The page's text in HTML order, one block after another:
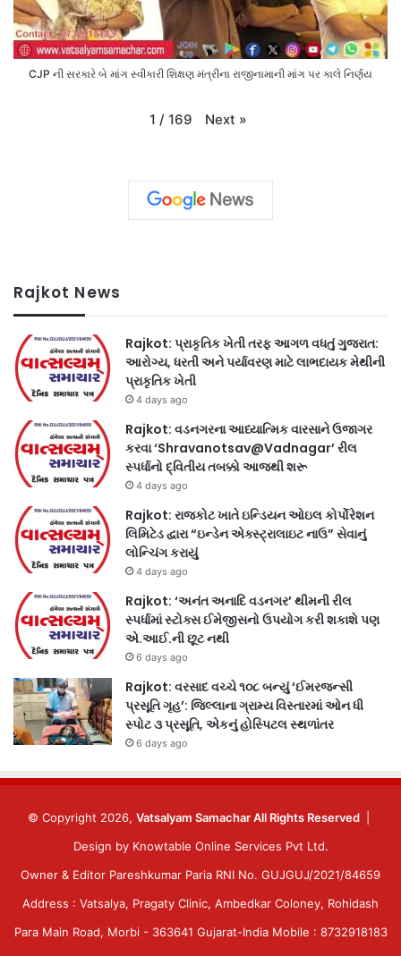
CJP ની સરકારે બે માંગ સ્વીકારી શિક્ષણ મંત્રીના રાજીનામાની માંગ પર કાલે નિર્ણય
1 / 169 Next »
Rajkot News
Rajkot: પ્રાકૃતિક ખેતી તરફ આગળ વધતું ગુજરાત:
આરોગ્ય, ધરતી અને પર્યાવરણ માટે લાભદાયક મેથીની
પ્રાકૃતિક ખેતી
4 days ago
Rajkot: વડનગરના આધ્યાત્મિક વારસાને ઉજાગર
કરવા ‘Shravanotsav@Vadnagar’ રીલ
સ્પર્ધાનો દ્વિતીય તબક્કો આજથી શરૂ
4 days ago
Rajkot: રાજકોટ ખાતે ઇન્ડિયન ઓઇલ કોર્પોરેશન
લિમિટેડ દ્વારા “ઇન્ડેન એક્સ્ટ્રાલાઇટ નાઉ” સેવાનું
લોન્ચિંગ કરાયું
4 days ago
Rajkot: ‘અનંત અનાદિ વડનગર’ થીમની રીલ
સ્પર્ધામાં સ્ટોક્સ ઈમેજીસનો ઉપયોગ કરી શકાશે પણ
એ.આઈ.ની છૂટ નથી
6 days ago
Rajkot: વરસાદ વચ્ચે ૧૦૮ બન્યું ‘ઈમરજન્સી
પ્રસૂતિ ગૃહ’: જિલ્લાના ગ્રામ્ય વિસ્તારમાં ઓન ધી
સ્પોટ ૩ પ્રસૂતિ, એકનું હોસ્પિટલ સ્થળાંતર
6 days ago
© Copyright 2026, Vatsalyam Samachar All Rights Reserved
Design by Knowtable Online Services Pvt Ltd.
Owner & Editor Pareshkumar Paria RNI No. GUJGUJ/2021/84659
Address : Vatsalya, Pragaty Clinic, Ambedkar Coloney, Rohidash
Para Main Road, Morbi - 363641 Gujarat-India Mobile : 8732918183